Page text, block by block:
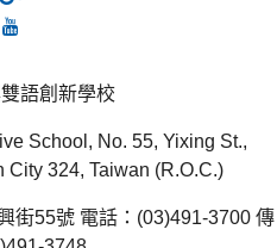
語創新學校
School, No. 55, Yixing St.,
City 324, Taiwan (R.O.C.)
街55號 電話：(03)491-3700 傳